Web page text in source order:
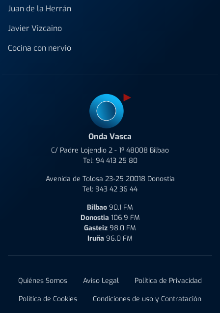
Juan de la Herrán
Javier Vizcaino
Cocina con nervio
Onda Vasca
C/ Padre Lojendio 2 - 1º 48008 Bilbao
Tel: 94 413 25 80
Avenida de Tolosa 23-25 20018 Donostia
Tel: 943 42 36 44
Bilbao 90.1 FM
Donostia 106.9 FM
Gasteiz 98.0 FM
Iruña 96.0 FM
Quiénes Somos Aviso Legal
Política de Privacidad
Política de Cookies
Condiciones de uso y Contratación